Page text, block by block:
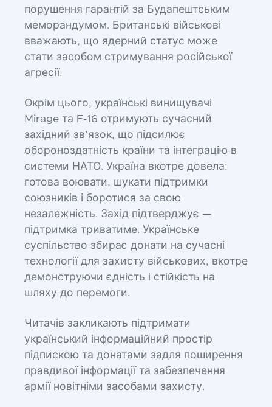
порушення гарантій за Будапештським
меморандумом. Британські військові
вважають, що ядерний статус може
стати засобом стримування російської
агресії.
Окрім цього, українські винищувачі
Mirage та F-16 отримують сучасний
західний зв’язок, що підсилює
обороноздатність країни та інтеграцію в
системи НАТО. Україна вкотре довела:
готова воювати, шукати підтримки
союзників і боротися за свою
незалежність. Захід підтверджує —
підтримка триватиме. Українське
суспільство збирає донати на сучасні
технології для захисту військових, вкотре
демонструючи єдність і стійкість на
шляху до перемоги.
Читачів закликають підтримати
український інформаційний простір
підпискою та донатами задля поширення
правдивої інформації та забезпечення
армії новітніми засобами захисту.